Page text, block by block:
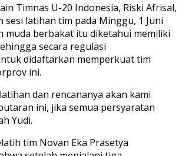
Timnas U-20 Indonesia, Riski Afrisal,
latihan tim pada Minggu, 1 Juni
muda berbakat itu diketahui memiliki
secara regulasi
didaftarkan memperkuat tim
ini.
dan rencananya akan kami
ini, jika semua persyaratan
Yudi.
tim Novan Eka Prasetya